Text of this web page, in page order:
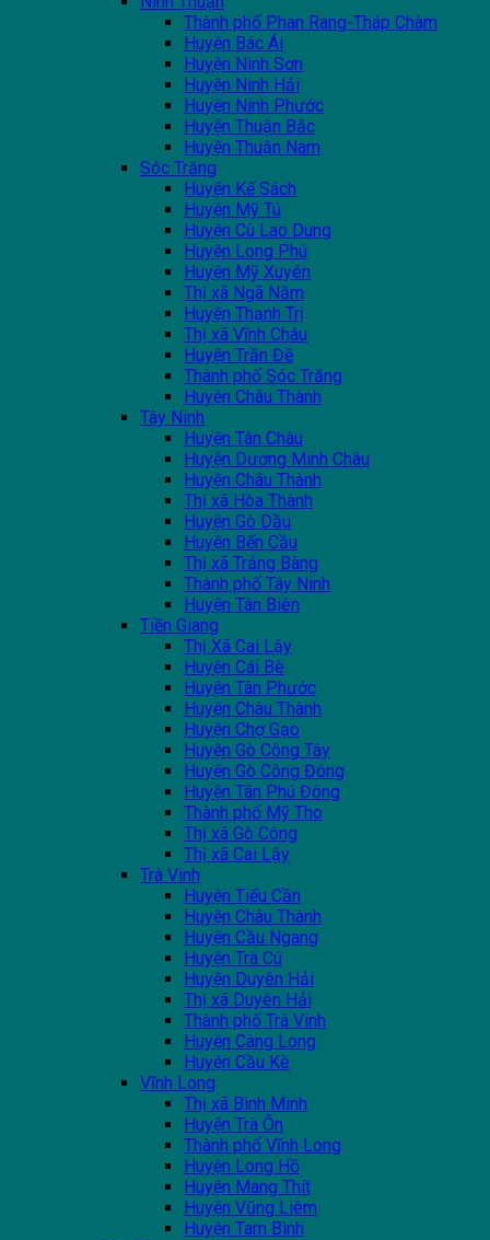
Thành phố Phan Rang-Tháp Chàm
Huyện Bác Ái
Huyện Ninh Sơn
Huyện Ninh Hải
Huyện Ninh Phước
Huyện Thuận Bắc
Huyện Thuận Nam
Sóc Trăng
Huyện Kế Sách
Huyện Mỹ Tú
Huyện Cù Lao Dung
Huyện Long Phú
Huyện Mỹ Xuyên
Thị xã Ngã Năm
Huyện Thạnh Trị
Thị xã Vĩnh Châu
Huyện Trần Đề
Thành phố Sóc Trăng
Huyện Châu Thành
Tây Ninh
Huyện Tân Châu
Huyện Dương Minh Châu
Huyện Châu Thành
Thị xã Hòa Thành
Huyện Gò Dầu
Huyện Bến Cầu
Thị xã Trảng Bàng
Thành phố Tây Ninh
Huyện Tân Biên
Tiền Giang
Thị Xã Cai Lậy
Huyện Cái Bè
Huyện Tân Phước
Huyện Châu Thành
Huyện Chợ Gạo
Huyện Gò Công Tây
Huyện Gò Công Đông
Huyện Tân Phú Đông
Thành phố Mỹ Tho
Thị xã Gò Công
Thị xã Cai Lậy
Trà Vinh
Huyện Tiểu Cần
Huyện Châu Thành
Huyện Cầu Ngang
Huyện Trà Cú
Huyện Duyên Hải
Thị xã Duyên Hải
Thành phố Trà Vinh
Huyện Càng Long
Huyện Cầu Kè
Vĩnh Long
Thị xã Bình Minh
Huyện Trà Ôn
Thành phố Vĩnh Long
Huyện Long Hồ
Huyện Mang Thít
Huyện Vũng Liêm
Huyện Tam Bình